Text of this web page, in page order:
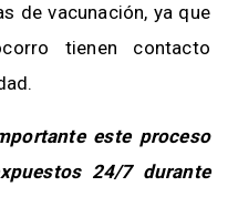
de vacunación, ya que
tienen contacto
este proceso
24/7 durante